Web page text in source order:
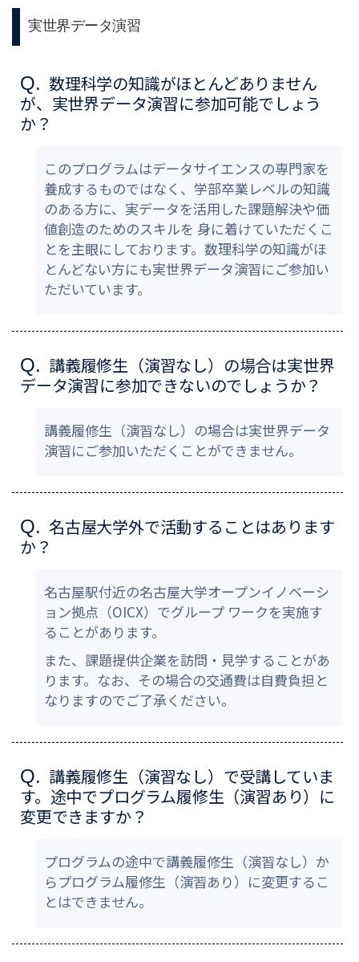
実世界データ演習
Q. 数理科学の知識がほとんどありません
が、実世界データ演習に参加可能でしょう
か？
このプログラムはデータサイエンスの専門家を
養成するものではなく、学部卒業レベルの知識
のある方に、実データを活用した課題解決や価
値創造のためのスキルを 身に着けていただくこ
とを主眼にしております。数理科学の知識がほ
とんどない方にも実世界データ演習にご参加い
ただいています。
Q. 講義履修生（演習なし）の場合は実世界
データ演習に参加できないのでしょうか？
講義履修生（演習なし）の場合は実世界データ
演習にご参加いただくことができません。
Q. 名古屋大学外で活動することはあります
か？
名古屋駅付近の名古屋大学オープンイノベーシ
ョン拠点（OICX）でグループ ワークを実施す
ることがあります。
また、課題提供企業を訪問・見学することがあ
ります。なお、その場合の交通費は自費負担と
なりますのでご了承ください。
Q. 講義履修生（演習なし）で受講していま
す。途中でプログラム履修生（演習あり）に
変更できますか？
プログラムの途中で講義履修生（演習なし）か
らプログラム履修生（演習あり）に変更するこ
とはできません。